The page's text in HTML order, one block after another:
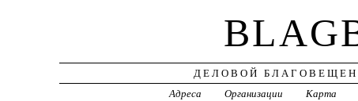
ДЕЛОВОЙ
Адреса
Организации Карта